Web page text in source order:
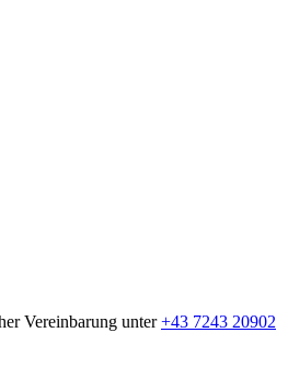
Vereinbarung unter+43 7243 20902